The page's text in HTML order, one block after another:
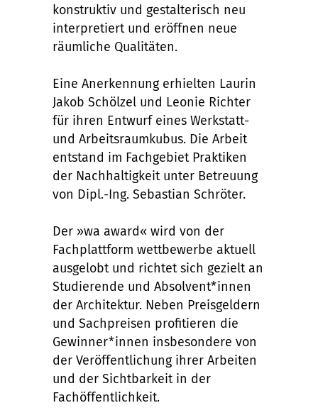
konstruktiv und gestalterisch neu
interpretiert und eröffnen neue
räumliche Qualitäten.
Eine Anerkennung erhielten Laurin
Jakob Schölzel und Leonie Richter
für ihren Entwurf eines Werkstatt-
und Arbeitsraumkubus. Die Arbeit
entstand im Fachgebiet Praktiken
der Nachhaltigkeit unter Betreuung
von Dipl.-Ing. Sebastian Schröter.
Der »wa award« wird von der
Fachplattform wettbewerbe aktuell
ausgelobt und richtet sich gezielt an
Studierende und Absolvent*innen
der Architektur. Neben Preisgeldern
und Sachpreisen profitieren die
Gewinner*innen insbesondere von
der Veröffentlichung ihrer Arbeiten
und der Sichtbarkeit in der
Fachöffentlichkeit.